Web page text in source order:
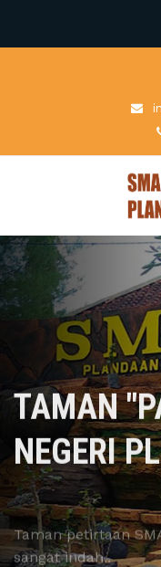
TAMAN
NEGERI
Taman petirtaan
sangat indah..